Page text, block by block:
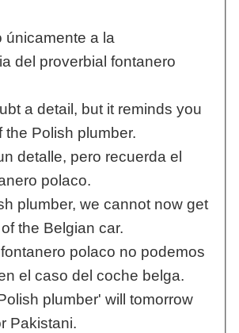
únicamente a la
del proverbial fontanero
a detail, but it reminds you
the Polish plumber.
detalle, pero recuerda el
polaco.
plumber, we cannot now get
the Belgian car.
polaco no podemos
el caso del coche belga.
plumber' will tomorrow
Pakistani.